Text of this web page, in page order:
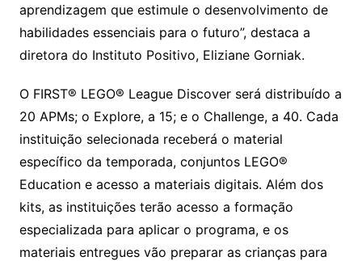
aprendizagem que estimule o desenvolvimento de
habilidades essenciais para o futuro”, destaca a
diretora do Instituto Positivo, Eliziane Gorniak.
O FIRST® LEGO® League Discover será distribuído a
20 APMs; o Explore, a 15; e o Challenge, a 40. Cada
instituição selecionada receberá o material
específico da temporada, conjuntos LEGO®
Education e acesso a materiais digitais. Além dos
kits, as instituições terão acesso a formação
especializada para aplicar o programa, e os
materiais entregues vão preparar as crianças para